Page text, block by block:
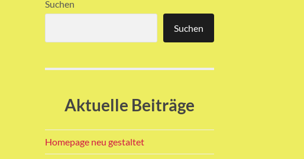
Suchen
Suchen
Aktuelle Beiträge
Homepage neu gestaltet